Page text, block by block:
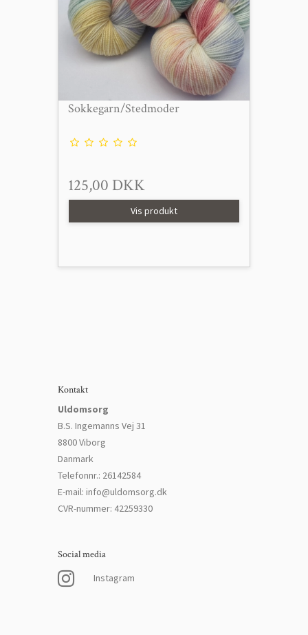
Sokkegarn/Stedmoder
125,00 DKK
Vis produkt
Kontakt
Uldomsorg
B.S. Ingemanns Vej 31
8800 Viborg
Danmark
Telefonnr.: 26142584
E-mail: info@uldomsorg.dk
CVR-nummer: 42259330
Social media
Instagram